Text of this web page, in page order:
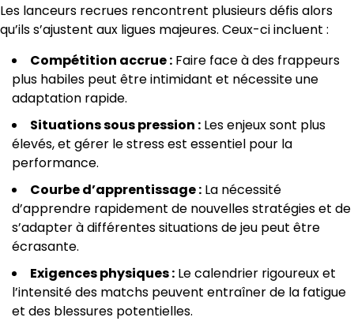
Les lanceurs recrues rencontrent plusieurs défis alors
qu’ils s’ajustent aux ligues majeures. Ceux-ci incluent :
Compétition accrue : Faire face à des frappeurs
plus habiles peut être intimidant et nécessite une
adaptation rapide.
Situations sous pression : Les enjeux sont plus
élevés, et gérer le stress est essentiel pour la
performance.
Courbe d’apprentissage : La nécessité
d’apprendre rapidement de nouvelles stratégies et de
s’adapter à différentes situations de jeu peut être
écrasante.
Exigences physiques : Le calendrier rigoureux et
l’intensité des matchs peuvent entraîner de la fatigue
et des blessures potentielles.